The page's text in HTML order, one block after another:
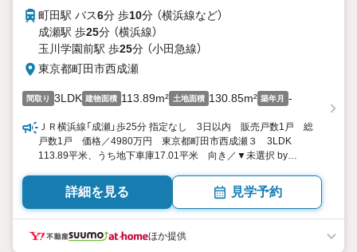
町田駅 バス6分 歩10分 （横浜線など）
成瀬駅 歩25分 （横浜線）
玉川学園前駅 歩25分 （小田急線）
東京都町田市西成瀬
間取り 3LDK 建物面積 113.89m² 土地面積 130.85m² 築年月 -
ＪＲ横浜線「成瀬」歩25分 指定なし 3日以内 販売戸数1戸 総
戸数1戸 価格／4980万円 東京都町田市西成瀬３ 3LDK
113.89平米、うち地下車庫17.01平米 向き／▼未選択 by
詳細を見る 見学予約
ほか提供